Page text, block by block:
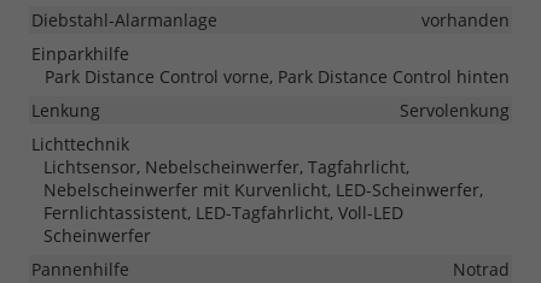
Diebstahl-Alarmanlage
vorhanden
Einparkhilfe
Park Distance Control vorne, Park Distance Control hinten
Lenkung
Servolenkung
Lichttechnik
Lichtsensor, Nebelscheinwerfer, Tagfahrlicht,
Nebelscheinwerfer mit Kurvenlicht, LED-Scheinwerfer,
Fernlichtassistent, LED-Tagfahrlicht, Voll-LED
Scheinwerfer
Pannenhilfe
Notrad